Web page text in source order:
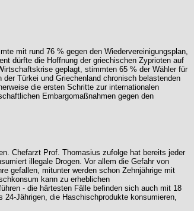
mit rund 76 % gegen den Wiedervereinigungsplan,
dürfte die Hoffnung der griechischen Zyprioten auf
geplagt, stimmten 65 % der Wähler für
Türkei und Griechenland chronisch belastenden
die ersten Schritte zur internationalen
Embargomaßnahmen gegen den
Chefarzt Prof. Thomasius zufolge hat bereits jeder
illegale Drogen. Vor allem die Gefahr von
gefallen, mitunter werden schon Zehnjährige mit
kann zu erheblichen
- die härtesten Fälle befinden sich auch mit 18
Jährigen, die Haschischprodukte konsumieren,